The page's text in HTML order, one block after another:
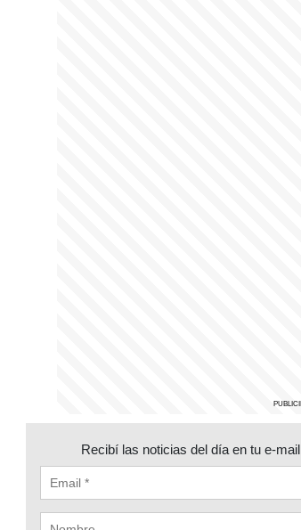
Recibí las noticias del día en tu e-mail